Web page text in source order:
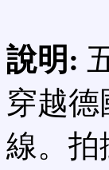
說明:
穿越
線。拍